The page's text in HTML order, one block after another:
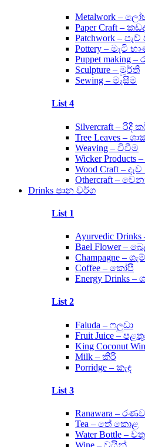
Metalwork –
Paper Craft –
Patchwork –
Pottery – මැටි
Puppet making
Sculpture – මූර්ති
Sewing – මැසීම
List 4
Silvercraft – රිදී
Tree Leaves –
Weaving – විවීම
Wicker
Wood Craft –
Othercraft –
Drinks පාන වර්ග
List 1
Ayurvedic
Bael Flower –
Champagne –
Coffee – කෝපී
Energy Drinks
List 2
Faluda – ෆලුඩා
Fruit Juice –
King Coconut
Milk – කිරි
Porridge – කැඳ
List 3
Ranawara –
Tea – තේ කොළ
Water Bottle –